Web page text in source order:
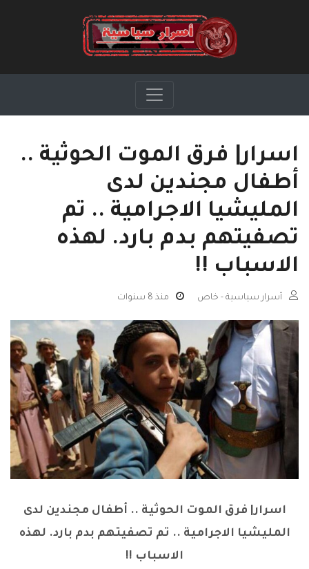
اسرار| فرق الموت الحوثية ..
أطفال مجندين لدى
المليشيا الاجرامية .. تم
تصفيتهم بدم بارد. لهذه
الاسباب !!
أسرار سياسية - خاص منذ 8 سنوات
اسرار| فرق الموت الحوثية .. أطفال مجندين لدى
المليشيا الاجرامية .. تم تصفيتهم بدم بارد. لهذه
الاسباب !!